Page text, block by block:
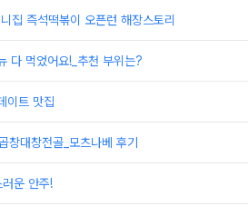
집 즉석떡볶이 오픈런 해장스토리
다 먹었어요!_추천 부위는?
이트 맛집
창대창전골_모츠나베 후기
운 안주!